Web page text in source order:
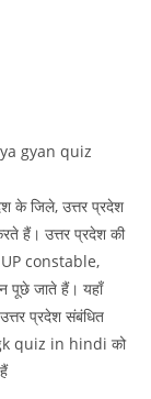
gyan quiz
के जिले, उत्तर प्रदेश
हैं। उत्तर प्रदेश की
UP constable,
पूछे जाते हैं। यहाँ
प्रदेश संबंधित
gk quiz in hindi को